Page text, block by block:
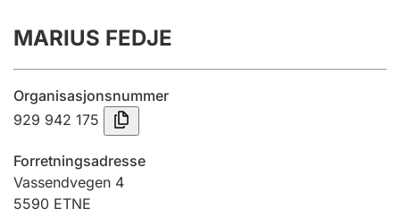
Årsrekneskap
Innsending og forseinkingsgebyr
Tinglysing
Jeger
MARIUS FEDJE
Organisasjonsnummer
929 942 175
Forretningsadresse
Vassendvegen 4
5590 ETNE